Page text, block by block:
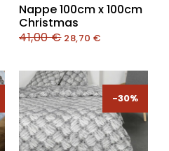
Nappe 100cm x 100cm
Christmas
41,00€ 28,70 €
-30%
-30%